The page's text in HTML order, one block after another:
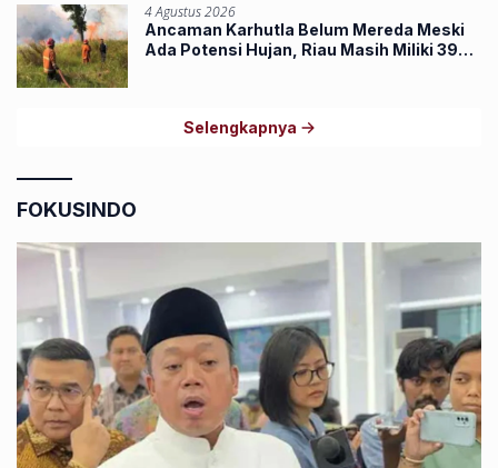
4 Agustus 2026
Ancaman Karhutla Belum Mereda Meski
Ada Potensi Hujan, Riau Masih Miliki 39
Selengkapnya
FOKUSINDO